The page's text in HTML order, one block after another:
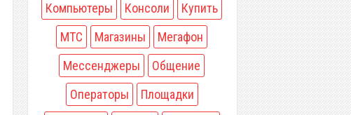
Компьютеры
Консоли
Купить
МТС
Магазины
Мегафон
Мессенджеры
Общение
Операторы
Площадки